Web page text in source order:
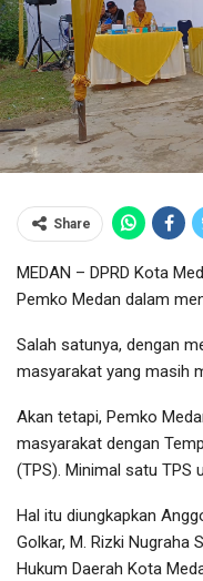
Share
MEDAN – DPRD Kota
Pemko Medan dalam
Salah satunya, dengan
masyarakat yang masih
Akan tetapi, Pemko
masyarakat dengan
(TPS). Minimal satu TPS
Hal itu diungkapkan
Golkar, M. Rizki Nugraha
Hukum Daerah Kota